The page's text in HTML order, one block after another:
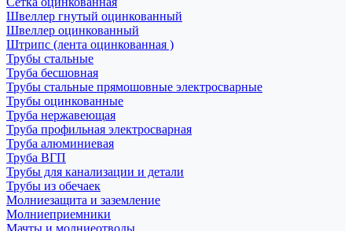
Швеллер гнутый оцинкованный
Швеллер оцинкованный
Штрипс (лента оцинкованная )
Трубы стальные
Труба бесшовная
Трубы стальные прямошовные электросварные
Трубы оцинкованные
Труба нержавеющая
Труба профильная электросварная
Труба алюминиевая
Труба ВГП
Трубы для канализации и детали
Трубы из обечаек
Молниезащита и заземление
Молниеприемники
Мачты и молниеотводы